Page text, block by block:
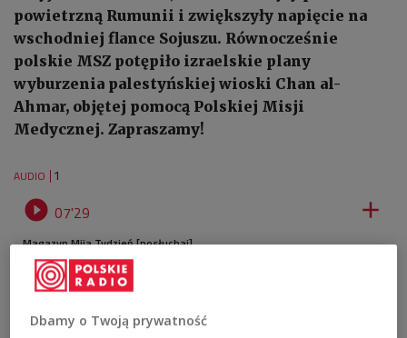
powietrzną Rumunii i zwiększyły napięcie na
wschodniej flance Sojuszu. Równocześnie
polskie MSZ potępiło izraelskie plany
wyburzenia palestyńskiej wioski Chan al-
Ahmar, objętej pomocą Polskiej Misji
Medycznej. Zapraszamy!
AUDIO 1
 07'29 
Magazyn Mija Tydzień [posłuchaj]
Dbamy o Twoją prywatność